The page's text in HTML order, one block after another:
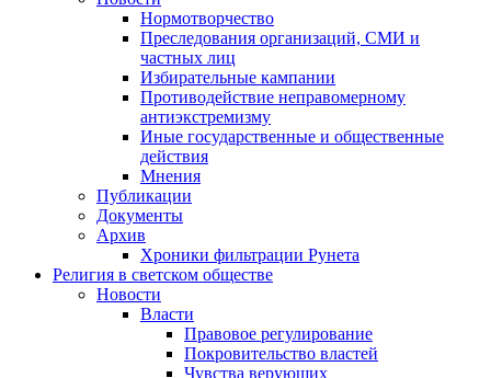
Нормотворчество
Преследования организаций, СМИ и
частных лиц
Избирательные кампании
Противодействие неправомерному
антиэкстремизму
Иные государственные и общественные
действия
Мнения
Публикации
Документы
Архив
Хроники фильтрации Рунета
Религия в светском обществе
Новости
Власти
Правовое регулирование
Покровительство властей
Чувства верующих